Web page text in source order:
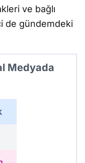
ve bağlı
de gündemdeki
Medyada